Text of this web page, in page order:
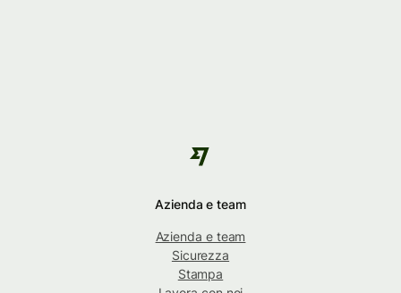
Azienda e team
Azienda e team
Sicurezza
Stampa